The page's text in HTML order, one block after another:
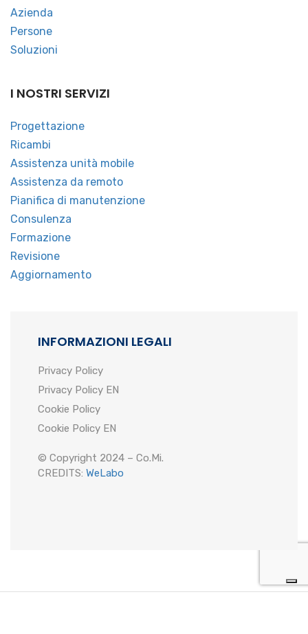
Azienda
Persone
Soluzioni
I NOSTRI SERVIZI
Progettazione
Ricambi
Assistenza unità mobile
Assistenza da remoto
Pianifica di manutenzione
Consulenza
Formazione
Revisione
Aggiornamento
INFORMAZIONI LEGALI
Privacy Policy
Privacy Policy EN
Cookie Policy
Cookie Policy EN
© Copyright 2024 – Co.Mi.
CREDITS: WeLabo